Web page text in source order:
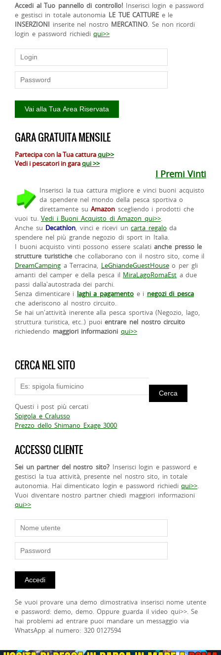
Accedi al Tuo pannello di controllo! Inserisci login e password
e gestisci in totale autonomia LE TUE CATTURE e le
INSERZIONI inserite nel nostro MERCATINO. Se non ricordi
login e password richiediqui>>
GARA GRATUITA MENSILE
Partecipa con la Tua catturaqui>>
Vedi i pescatori in garaqui >>
I Premi Vinti
Inserisci la tua cattura migliore e vinci buoni acquisto
da spendere nel mondo della pesca sportiva o
direttamente suAmazon scegliendo i prodotti che
vuoi tu.Vedi i Buoni Acquisto di Amazon qui>>.
Anche su Decathlon, vinci e ricevi uncarta regalo da
spendere nel più grande negozio di sport in Italia.
I buoni acquisto vinti possono essere scalatianche presso le
strutture turisticheche collaborano con il nostro sito, come il
DreamCamping a Terracina, LeGhiandeGuestHouseo per gli
amanti del camper e della pesca il MiraLagoRomaEst a due
passi dalla'autostrada dei parchi.
Senza dimenticare i laghi a pagamento e i negozi di pesca
che aderiscono al nostro circuito.
Se hai un'attività inerente alla pesca sportiva (Negozio, lago,
struttura turistica, etc..) puoientrare nel nostro circuito
richiedendo maggiori informazioni qui>>
CERCA NEL SITO
Questi i post più cercati
Spigola e Cralusso
Prezzo dello Shimano Exage 3000
ACCESSO CLIENTE
Sei un partner del nostro sito? Inserisci login e password e
gestisci la tua attività, presente nel nostro sito, in totale
autonomia. Hai dimenticato login e password richiediqui>>.
Vuoi diventare nostro partner chiedi maggiori informazioni
qui>>
Se vuoi provare una demo dimostrativa inserisci nome utente
e password: demo, demo. Oppure guarda il video qui>>. Se
hai problemi ad entrare puoi mandare un messaggio via
WhatsApp al numero: 320 0127594